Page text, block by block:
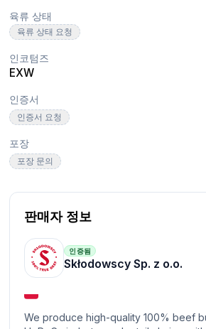
육류 상태
육류 상태 요청
인코텀즈
EXW
인증서
인증서 요청
포장
포장 문의
판매자 정보
인증됨
Skłodowscy Sp. z o.o.
We produce high-quality 100% beef